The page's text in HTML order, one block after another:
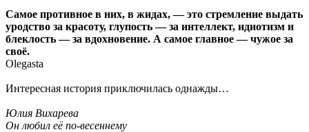
Самое противное в них, в жидах, — это стремление выдать
уродство за красоту, глупость — за интеллект, идиотизм и
блеклость — за вдохновение. А самое главное — чужое за
своё.
Olegasta
Интересная история приключилась однажды…
Юлия Вихарева
Он любил её по-весеннему